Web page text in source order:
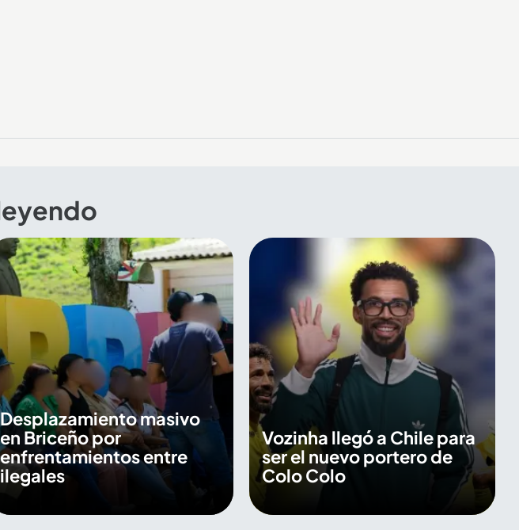
Desplazamiento masivo
en Briceño por
enfrentamientos entre
ilegales
Vozinha llegó a Chile para
ser el nuevo portero de
Colo Colo